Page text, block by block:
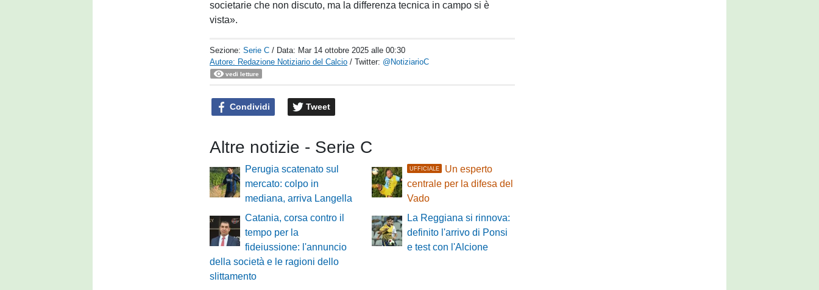
societarie che non discuto, ma la differenza tecnica in campo si è
vista».
Sezione:Serie C / Data: Mar 14 ottobre 2025 alle 00:30
Autore: Redazione Notiziario del Calcio / Twitter: @NotiziarioC
vedi letture
Condividi Tweet
Altre notizie - Serie C
Perugia scatenato sul
mercato: colpo in
mediana, arriva Langella
UFFICIALE
Un esperto
centrale per la difesa del
Vado
Catania, corsa contro il
tempo per la
fideiussione: l'annuncio
della società e le ragioni dello
slittamento
La Reggiana si rinnova:
definito l'arrivo di Ponsi
e test con l'Alcione